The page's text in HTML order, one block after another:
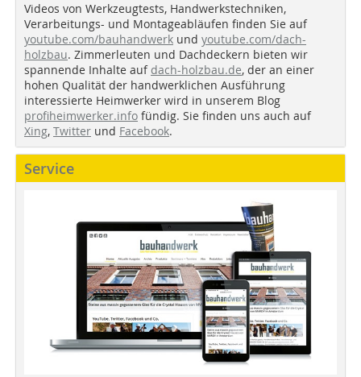
Videos von Werkzeugtests, Handwerkstechniken,
Verarbeitungs- und Montageabläufen finden Sie auf
youtube.com/bauhandwerk und youtube.com/dach-
holzbau. Zimmerleuten und Dachdeckern bieten wir
spannende Inhalte auf dach-holzbau.de, der an einer
hohen Qualität der handwerklichen Ausführung
interessierte Heimwerker wird in unserem Blog
profiheimwerker.info fündig. Sie finden uns auch auf
Xing, Twitter und Facebook.
Service